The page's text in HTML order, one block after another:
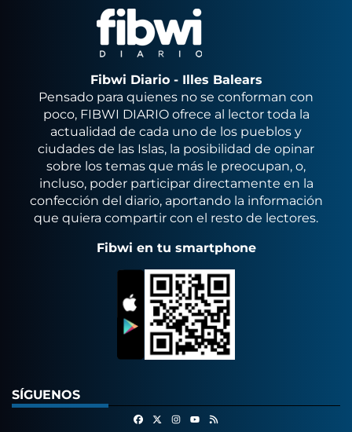
Fibwi Diario - Illes Balears
Pensado para quienes no se conforman con
poco, FIBWI DIARIO ofrece al lector toda la
actualidad de cada uno de los pueblos y
ciudades de las Islas, la posibilidad de opinar
sobre los temas que más le preocupan, o,
incluso, poder participar directamente en la
confección del diario, aportando la información
que quiera compartir con el resto de lectores.
Fibwi en tu smartphone
SÍGUENOS
FacebookInstagram